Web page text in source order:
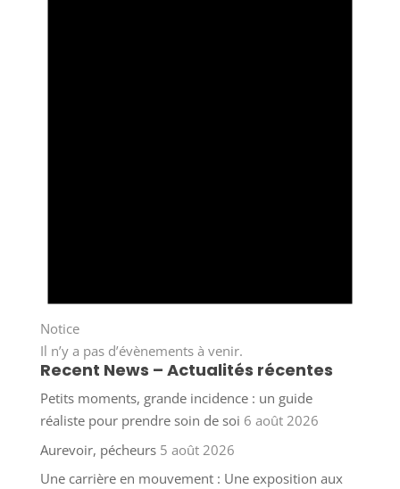
Notice
Il n’y a pas d’évènements à venir.
Recent News – Actualités récentes
Petits moments, grande incidence : un guide
réaliste pour prendre soin de soi 6 août 2026
Aurevoir, pécheurs 5 août 2026
Une carrière en mouvement : Une exposition aux